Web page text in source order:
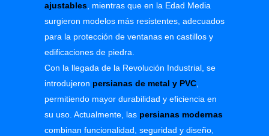
ajustables, mientras que en la Edad Media
surgieron modelos más resistentes, adecuados
para la protección de ventanas en castillos y
edificaciones de piedra.
Con la llegada de la Revolución Industrial, se
introdujeron persianas de metal y PVC,
permitiendo mayor durabilidad y eficiencia en
su uso. Actualmente, las persianas modernas
combinan funcionalidad, seguridad y diseño,